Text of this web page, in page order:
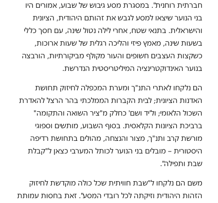
חברתית רוחנית". במסגרת מסע גיבוש של שבוע, אמורים היו
בני הנוער שיצאו למסע לגבש את זהותם היהודית, הציונית
והישראלית. בתנאי שטח, אחרי לילה נטול שינה, עם חסך כללי
בשעות שינה, מאמץ פיזי והליכה רגלית של שעות ארוכות,
כשקצות העצבים חשופים והעור מקולף מביקורתיות, הורבצה
בנוער האינדוקטרינציה המיליטריסטית הנדרשת.
הם נלקחו לאתרי התנ"ך ומערת המכפלה לחיזוק תחושת
האדנות הציונית; לבית הקברות הממלכתי בהר הרצל להאדרת
השכול הלאומי; ול'יד ושם' כחלק מ"ציר השואה והתקומה"
ברביכת הציונות הקלאסית. בסוף השבוע, מותשים וספוגי
מורשת קרב ותנ"ך, מצור והנצחה, מהולים בתחושת רדיפה
היסטורית – מובלים בני הנוער לכותל המערבי כצאן ל"קבלת
שבת ותפילה".
משם הם נלקחו ל"שבת חוויתית שכל כולה מוקדשת לחיזוק
הזהות היהודית וזיקתה לכל רובדי המסע". זאת בחסות עמותת